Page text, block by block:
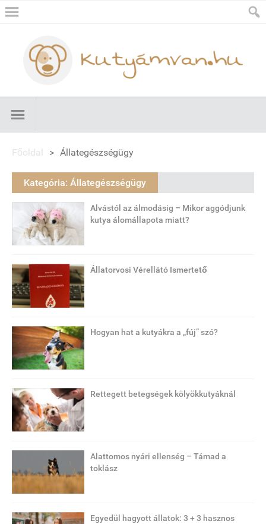
Főoldal > Állategészségügy
Kategória: Állategészségügy
Alvástól az álmodásig – Mikor aggódjunk
kutya álomállapota miatt?
Állatorvosi Vérellátó Ismertető
Hogyan hat a kutyákra a „fúj” szó?
Rettegett betegségek kölyökkutyáknál
Alattomos nyári ellenség – Támad a
toklász
Egyedül hagyott állatok: 3 + 3 hasznos